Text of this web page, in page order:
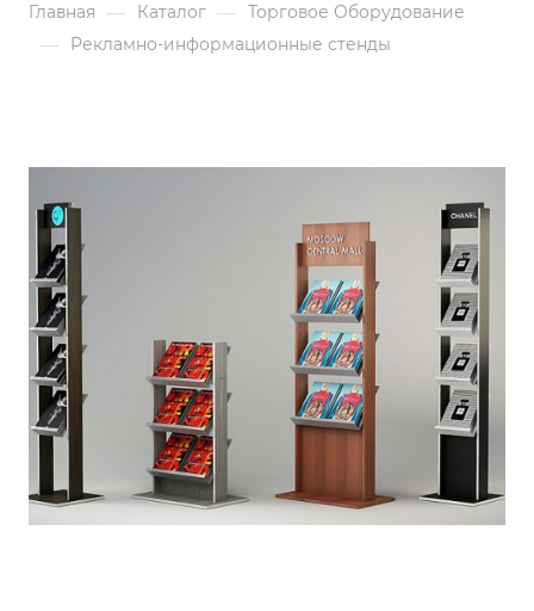
Главная — Каталог — Торговое Оборудование
— Рекламно-информационные стенды